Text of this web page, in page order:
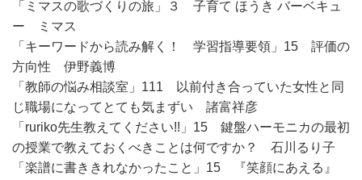
「ミマスの歌づくりの旅」３ 子育て ほうき バーベキュ
ー ミマス
「キーワードから読み解く！ 学習指導要領」15 評価の
方向性 伊野義博
「教師の悩み相談室」111 以前付き合っていた女性と同
じ職場になってとても気まずい 諸富祥彦
「ruriko先生教えてください!!」15 鍵盤ハーモニカの最初
の授業で教えておくべきことは何ですか？ 石川るり子
「楽譜に書ききれなかったこと」15 『笑顔にあえる』